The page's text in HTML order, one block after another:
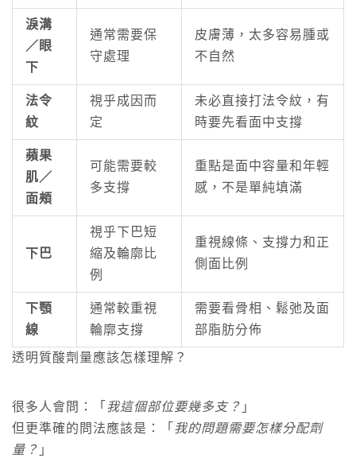
淚溝
／眼
下
通常需要保
守處理
皮膚薄，太多容易腫或
不自然
法令
紋
視乎成因而
定
未必直接打法令紋，有
時要先看面中支撐
蘋果
肌／
面頰
可能需要較
多支撐
重點是面中容量和年輕
感，不是單純填滿
下巴
視乎下巴短
縮及輪廓比
例
重視線條、支撐力和正
側面比例
下顎
線
通常較重視
輪廓支撐
需要看骨相、鬆弛及面
部脂肪分佈
透明質酸劑量應該怎樣理解？
很多人會問：「 我這個部位要幾多支？ 」
但更準確的問法應該是：「 我的問題需要怎樣分配劑
量？ 」